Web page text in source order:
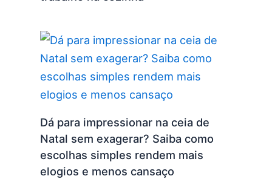
Dá para impressionar na ceia de
Natal sem exagerar? Saiba como
escolhas simples rendem mais
elogios e menos cansaço